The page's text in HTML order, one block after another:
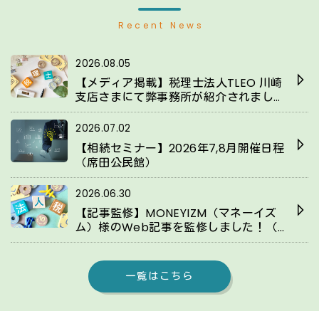
Recent News
2026.08.05
【メディア掲載】税理士法人TLEO 川崎
支店さまにて弊事務所が紹介されまし
た！
2026.07.02
【相続セミナー】2026年7,8月開催日程
（席田公民館）
2026.06.30
【記事監修】MONEYIZM（マネーイズ
ム）様のWeb記事を監修しました！（2
8回目）
一覧はこちら